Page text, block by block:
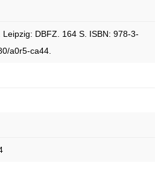
DBFZ. 164 S. ISBN: 978-3-
a0r5-ca44.